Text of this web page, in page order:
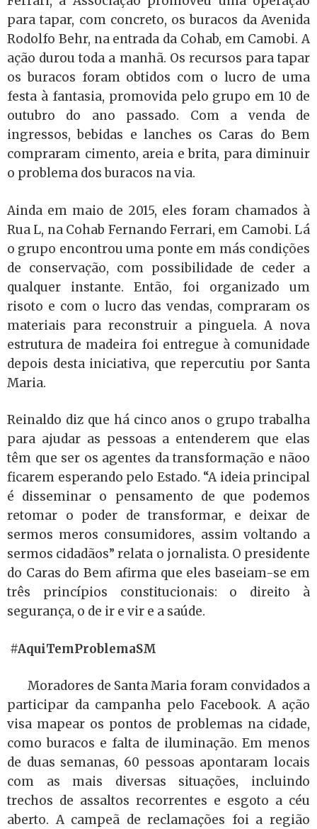
para tapar, com concreto, os buracos da Avenida
Rodolfo Behr, na entrada da Cohab, em Camobi. A
ação durou toda a manhã. Os recursos para tapar
os buracos foram obtidos com o lucro de uma
festa à fantasia, promovida pelo grupo em 10 de
outubro do ano passado. Com a venda de
ingressos, bebidas e lanches os Caras do Bem
compraram cimento, areia e brita, para diminuir
o problema dos buracos na via.
Ainda em maio de 2015, eles foram chamados à
Rua L, na Cohab Fernando Ferrari, em Camobi. Lá
o grupo encontrou uma ponte em más condições
de conservação, com possibilidade de ceder a
qualquer instante. Então, foi organizado um
risoto e com o lucro das vendas, compraram os
materiais para reconstruir a pinguela. A nova
estrutura de madeira foi entregue à comunidade
depois desta iniciativa, que repercutiu por Santa
Maria.
Reinaldo diz que há cinco anos o grupo trabalha
para ajudar as pessoas a entenderem que elas
têm que ser os agentes da transformação e nãoo
ficarem esperando pelo Estado. “A ideia principal
é disseminar o pensamento de que podemos
retomar o poder de transformar, e deixar de
sermos meros consumidores, assim voltando a
sermos cidadãos” relata o jornalista. O presidente
do Caras do Bem afirma que eles baseiam-se em
três princípios constitucionais: o direito à
segurança, o de ir e vir e a saúde.
#AquiTemProblemaSM
Moradores de Santa Maria foram convidados a
participar da campanha pelo Facebook. A ação
visa mapear os pontos de problemas na cidade,
como buracos e falta de iluminação. Em menos
de duas semanas, 60 pessoas apontaram locais
com as mais diversas situações, incluindo
trechos de assaltos recorrentes e esgoto a céu
aberto. A campeã de reclamações foi a região